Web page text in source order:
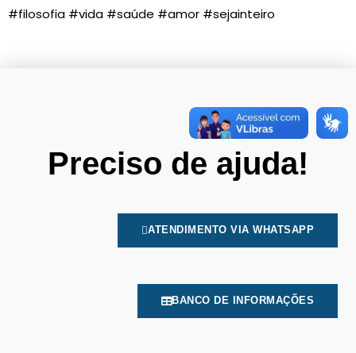
#filosofia #vida #saúde #amor #sejainteiro
Preciso de ajuda!
ATENDIMENTO VIA WHATSAPP
BANCO DE INFORMAÇÕES